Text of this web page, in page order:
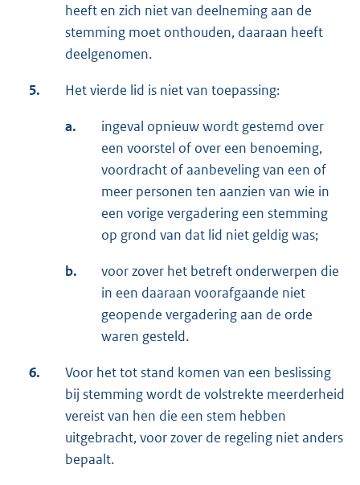
heeft en zich niet van deelneming aan de
stemming moet onthouden, daaraan heeft
deelgenomen.
5. Het vierde lid is niet van toepassing:
a.
ingeval opnieuw wordt gestemd over
een voorstel of over een benoeming,
voordracht of aanbeveling van een of
meer personen ten aanzien van wie in
een vorige vergadering een stemming
op grond van dat lid niet geldig was;
b.
voor zover het betreft onderwerpen die
in een daaraan voorafgaande niet
geopende vergadering aan de orde
waren gesteld.
6.
Voor het tot stand komen van een beslissing
bij stemming wordt de volstrekte meerderheid
vereist van hen die een stem hebben
uitgebracht, voor zover de regeling niet anders
bepaalt.